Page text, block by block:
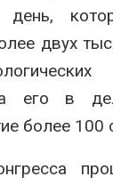
день,
двух
его в
более 100